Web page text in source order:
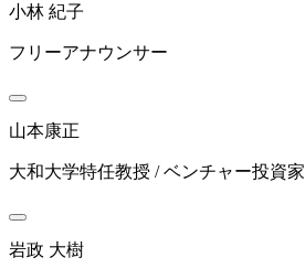
小林 紀子
フリーアナウンサー
山本康正
大和大学特任教授 / ベンチャー投資家
岩政 大樹